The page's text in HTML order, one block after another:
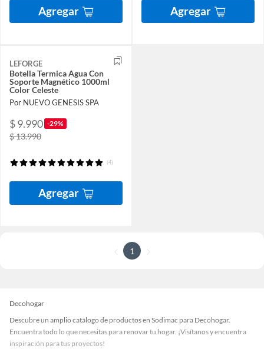
Agregar Agregar
LEFORGE
Botella Termica Agua Con
Soporte Magnético 1000ml
Color Celeste
Por NUEVO GENESIS SPA
$ 9.990 -29%
$ 13.990
(4)
Agregar
1
Decohogar
Descubre un amplio catálogo de productos en Sodimac para Decohogar.
Encuentra todo lo que necesitas para renovar tu hogar. ¡Visítanos y encuentra
inspiración para tus proyectos!